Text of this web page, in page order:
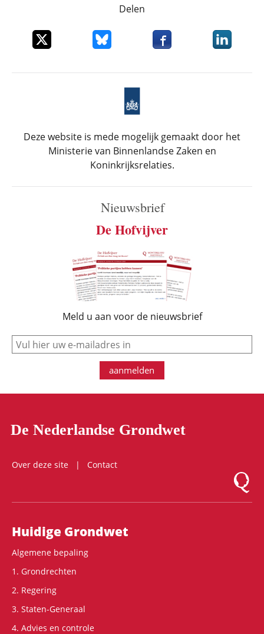
Delen
Deel dit item op XDeel dit item op Bluesky
Deel dit item opDeel dit
Deze website is mede mogelijk gemaakt door het
Ministerie van Binnenlandse Zaken en
Koninkrijksrelaties.
Nieuwsbrief
De Hofvijver
Meld u aan voor de nieuwsbrief
e-mail
aanmelden
De Nederlandse Grondwet
Over deze site
Contact
Logo
Hoofdnavigatie
Huidige Grondwet
Algemene bepaling
1. Grondrechten
2. Regering
3. Staten-Generaal
4. Advies en controle